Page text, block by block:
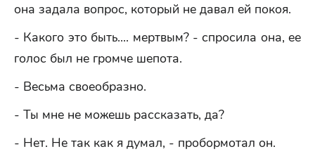
она задала вопрос, который не давал ей покоя.
- Какого это быть.... мертвым? - спросила она, ее
голос был не громче шепота.
- Весьма своеобразно.
- Ты мне не можешь рассказать, да?
- Нет. Не так как я думал, - пробормотал он.